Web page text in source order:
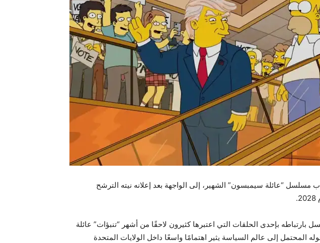
مسلسل “عائلة سيمبسون” الشهير، إلى الواجهة بعد إعلانه نيته الترشح
بإحدى الحلقات التي اعتبرها كثيرون لاحقًا من أشهر “تنبؤات” عائلة
المحتمل إلى عالم السياسة يثير اهتمامًا واسعًا داخل الولايات المتحدة